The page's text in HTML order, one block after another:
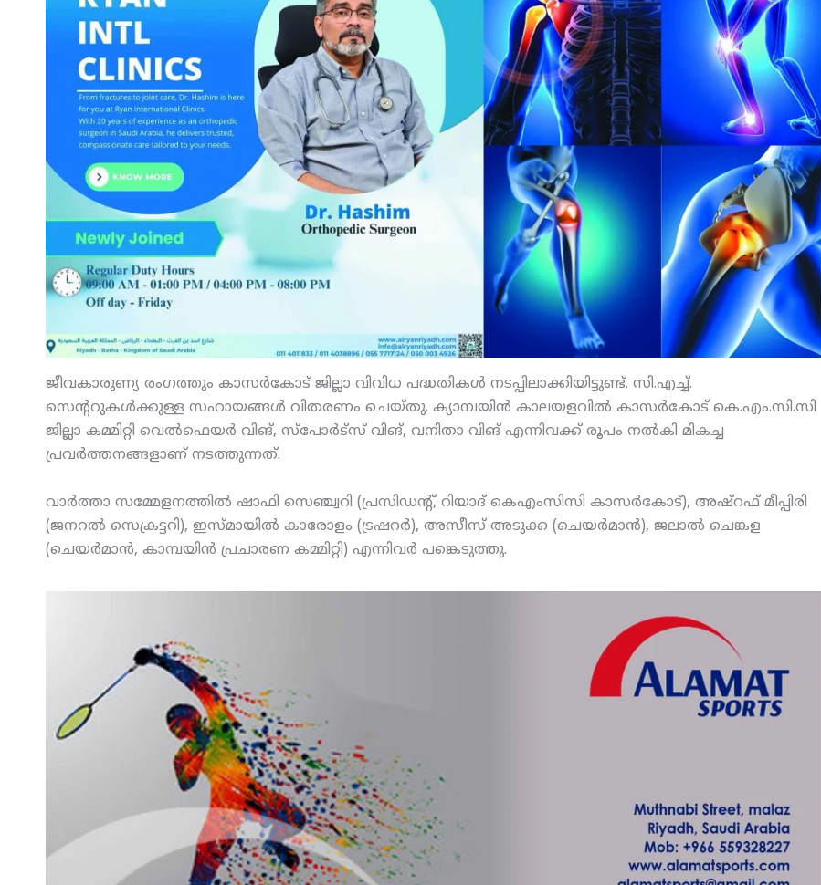
ജീവകാരുണ്യ രംഗത്തും കാസര്‍കോട് ജില്ലാ വിവിധ പദ്ധതികള്‍ നടപ്പിലാക്കിയിട്ടുണ്ട്. സി.എച്ച്.
സെന്ററുകള്‍ക്കുള്ള സഹായങ്ങള്‍ വിതരണം ചെയ്തു. ക്യാമ്പയിന്‍ കാലയളവില്‍ കാസര്‍കോട് കെ.എം.സി.സി
ജില്ലാ കമ്മിറ്റി വെല്‍ഫെയര്‍ വിങ്, സ്‌പോര്‍ട്‌സ് വിങ്, വനിതാ വിങ് എന്നിവക്ക് രൂപം നല്‍കി മികച്ച
പ്രവര്‍ത്തനങ്ങളാണ് നടത്തുന്നത്.
വാര്‍ത്താ സമ്മേളനത്തില്‍ ഷാഫി സെഞ്ച്വറി (പ്രസിഡന്റ്, റിയാദ് കെഎംസിസി കാസര്‍കോട്), അഷ്‌റഫ് മീപ്പിരി
(ജനറല്‍ സെക്രട്ടറി), ഇസ്മായില്‍ കാരോളം (ട്രഷറര്‍), അസീസ് അടുക്ക (ചെയര്‍മാന്‍), ജലാല്‍ ചെങ്കള
(ചെയര്‍മാന്‍, കാമ്പയിന്‍ പ്രചാരണ കമ്മിറ്റി) എന്നിവര്‍ പങ്കെടുത്തു.